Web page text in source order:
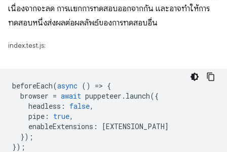
เนื่องจากจะลด การแยกการทดสอบออกจากกัน และอาจทำให้การ
ทดสอบหนึ่งส่งผลต่อผลลัพธ์ของการทดสอบอื่น
index.test.js:
beforeEach(async () => {
browser = await puppeteer . launch({
headless : false,
pipe : true,
enableExtensions : [EXTENSION_PATH]
});
});